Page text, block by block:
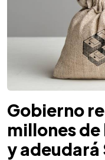
Gobierno
millones
y adeudará